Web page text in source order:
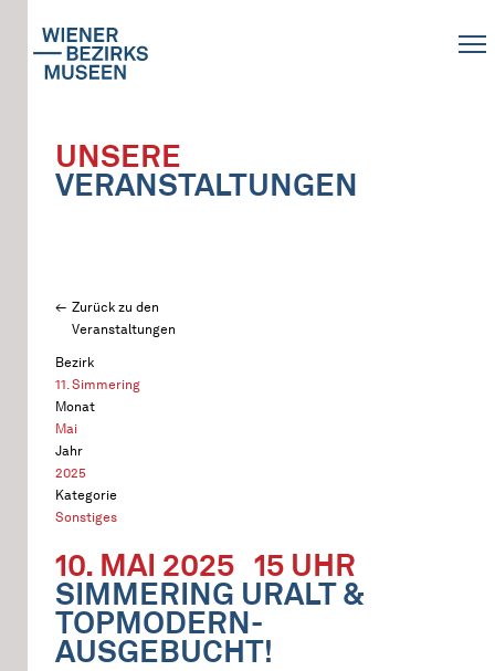
UNSERE
VERANSTALTUNGEN
Zurück zu den
Veranstaltungen
Bezirk
11. Simmering
Monat
Mai
Jahr
2025
Kategorie
Sonstiges
10. MAI 2025 15 UHR
SIMMERING URALT &
TOPMODERN-
AUSGEBUCHT!